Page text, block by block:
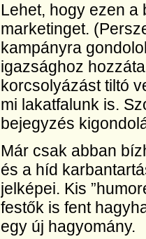
Lehet, hogy ezen a
marketinget.
kampányra
igazsághoz
korcsolyázást tiltó
mi lakatfalunk is.
bejegyzés
Már csak abban
és a híd
jelképei. Kis
festők is fent
egy új hagyomány.